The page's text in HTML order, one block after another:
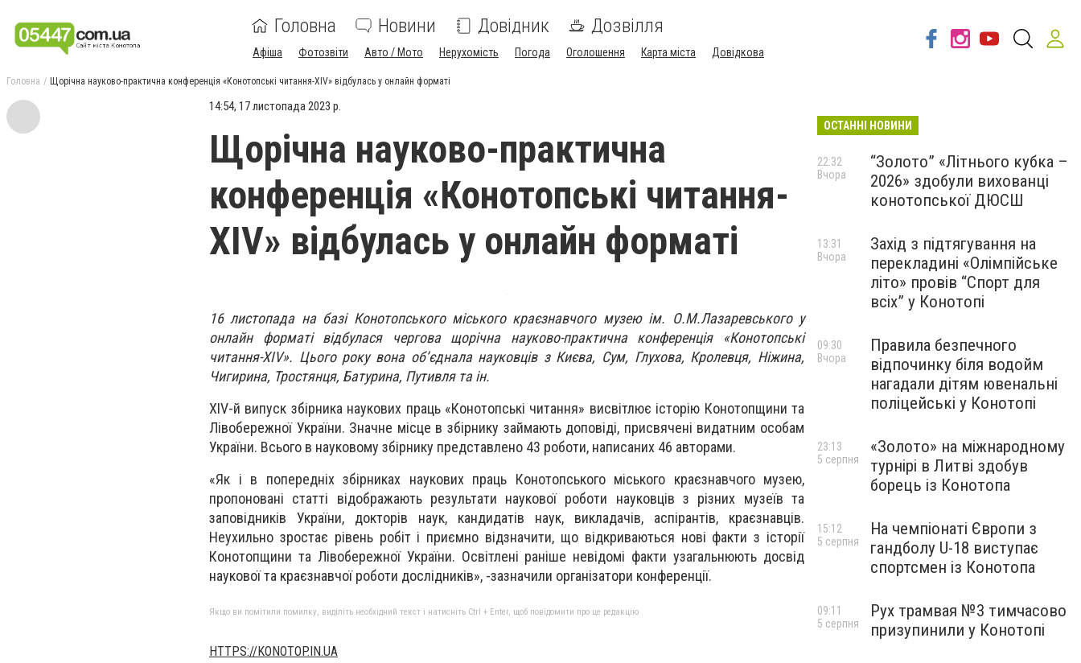
Головна Новини Довідник Дозвілля
Афіша Фотозвіти Авто / Мото Нерухомість Погода Оголошення Карта міста Довідкова
Головна Щорічна науково-практична конференція «Конотопські читання-ХIV» відбулась у онлайн форматі
14:54, 17 листопада 2023 р.
Щорічна науково-практична
конференція «Конотопські читання-
ХIV» відбулась у онлайн форматі
16 листопада на базі Конотопського міського краєзнавчого музею ім. О.М.Лазаревського у
онлайн форматі відбулася чергова щорічна науково-практична конференція «Конотопські
читання-ХIV». Цього року вона об’єднала науковців з Києва, Сум, Глухова, Кролевця, Ніжина,
Чигирина, Тростянця, Батурина, Путивля та ін.
ХІV-й випуск збірника наукових праць «Конотопські читання» висвітлює історію Конотопщини та
Лівобережної України. Значне місце в збірнику займають доповіді, присвячені видатним особам
України. Всього в науковому збірнику представлено 43 роботи, написаних 46 авторами.
«Як і в попередніх збірниках наукових праць Конотопського міського краєзнавчого музею,
пропоновані статті відображають результати наукової роботи науковців з різних музеїв та
заповідників України, докторів наук, кандидатів наук, викладачів, аспірантів, краєзнавців.
Неухильно зростає рівень робіт і приємно відзначити, що відкриваються нові факти з історії
Конотопщини та Лівобережної України. Освітлені раніше невідомі факти узагальнюють досвід
наукової та краєзнавчої роботи дослідників», -зазначили організатори конференції.
Якщо ви помітили помилку, виділіть необхідний текст і натисніть Ctrl + Enter, щоб повідомити про це редакцію
HTTPS://KONOTOP.IN.UA
ОСТАННІ НОВИНИ
“Золото” «Літнього кубка –
2026» здобули вихованці
конотопської ДЮСШ
22:32
Вчора
Захід з підтягування на
перекладині «Олімпійське
літо» провів “Спорт для
всіх” у Конотопі
13:31
Вчора
Правила безпечного
відпочинку біля водойм
нагадали дітям ювенальні
поліцейські у Конотопі
09:30
Вчора
«Золото» на міжнародному
турнірі в Литві здобув
борець із Конотопа
23:13
5 серпня
На чемпіонаті Європи з
гандболу U-18 виступає
спортсмен із Конотопа
15:12
5 серпня
Рух трамвая №3 тимчасово
призупинили у Конотопі
09:11
5 серпня